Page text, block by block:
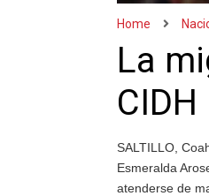
Home
La
CIDH
SALTILLO,
Esmeralda
atenderse de